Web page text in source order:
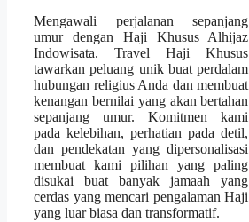
Mengawali perjalanan sepanjang
umur dengan Haji Khusus Alhijaz
Indowisata. Travel Haji Khusus
tawarkan peluang unik buat perdalam
hubungan religius Anda dan membuat
kenangan bernilai yang akan bertahan
sepanjang umur. Komitmen kami
pada kelebihan, perhatian pada detil,
dan pendekatan yang dipersonalisasi
membuat kami pilihan yang paling
disukai buat banyak jamaah yang
cerdas yang mencari pengalaman Haji
yang luar biasa dan transformatif.